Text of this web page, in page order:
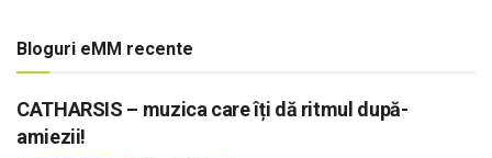
Bloguri eMM recente
CATHARSIS – muzica care îți dă ritmul după-
amiezii!